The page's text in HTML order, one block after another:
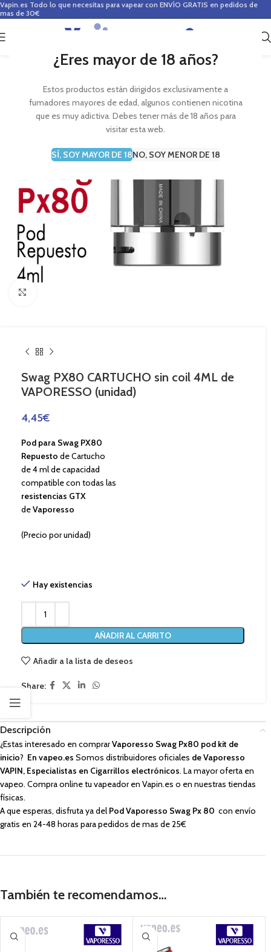
¿Eres mayor de 18 años?
Estos productos están dirigidos exclusivamente a
fumadores mayores de edad, algunos contienen nicotina
que es muy adictiva. Debes tener más de 18 años para
visitar esta web.
SÍ, SOY MAYOR DE 18NO, SOY MENOR DE 18
Vapin.es Todo lo que necesitas para vapear con ENVÍO GRATIS en pedidos de
mas de 30€
0
Swag PX80 CARTUCHO sin coil 4ML de
VAPORESSO (unidad)
4,45€
Pod para Swag PX80
Repuesto de Cartucho
de 4 ml de capacidad
compatible con todas las
resistencias GTX
deVaporesso
(Precio por unidad)
Hay existencias
AÑADIR AL CARRITO
Añadir a la lista de deseos
Share:
Descripción
¿Estas interesado en comprarVaporesso Swag Px80 pod kit de
inicio? En vapeo.es Somos distribuidores oficiales de Vaporesso
VAPIN, Especialistas en Cigarrillos electrónicos. La mayor oferta en
vapeo. Compra online tu vapeador en Vapin.es o en nuestras tiendas
físicas.
A que esperas, disfruta ya del Pod Vaporesso Swag Px 80 con envío
gratis en 24-48 horas para pedidos de mas de 25€
También te recomendamos…